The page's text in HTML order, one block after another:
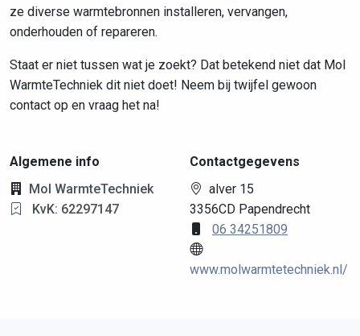
ze diverse warmtebronnen installeren, vervangen,
onderhouden of repareren.
Staat er niet tussen wat je zoekt? Dat betekend niet dat Mol
WarmteTechniek dit niet doet! Neem bij twijfel gewoon
contact op en vraag het na!
Algemene info
Mol WarmteTechniek
KvK: 62297147
Contactgegevens
alver 15
3356CD Papendrecht
06 34251809
www.molwarmtetechniek.nl/